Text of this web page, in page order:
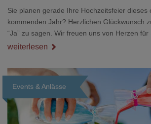
Sie planen gerade Ihre Hochzeitsfeier dieses
kommenden Jahr? Herzlichen Glückwunsch
“Ja” zu sagen. Wir freuen uns von Herzen für
Hochzeits-Checkliste möchten wir unseren
selbst, sondern auch die vorhergehende
gut organisiert sein. Damit das künftige
auf sein Hochzeitsfest blicken kann.
weiterlesen
Events & Anlässe